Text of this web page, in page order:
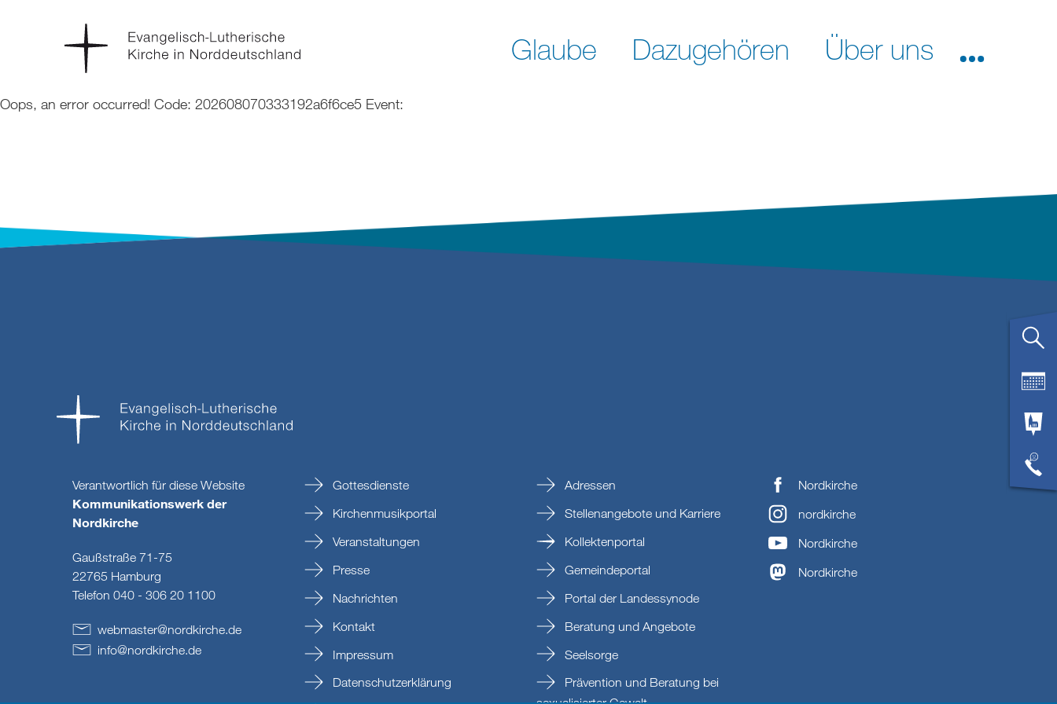
Glaube Dazugehören Über uns
Oops, an error occurred! Code: 202608070333192a6f6ce5 Event:
Verantwortlich für diese Website
Kommunikationswerk der
Nordkirche
Gaußstraße 71-75
22765 Hamburg
Telefon 040 - 306 20 1100
webmaster@nordkirche.de
info@nordkirche.de
Gottesdienste
Kirchenmusikportal
Veranstaltungen
Presse
Nachrichten
Kontakt
Impressum
Datenschutzerklärung
Adressen
Stellenangebote und Karriere
Kollektenportal
Gemeindeportal
Portal der Landessynode
Beratung und Angebote
Seelsorge
Prävention und Beratung bei
Nordkirche
nordkirche
Nordkirche
Nordkirche